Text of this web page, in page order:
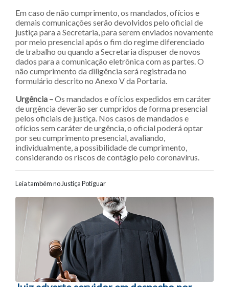
Em caso de não cumprimento, os mandados, ofícios e
demais comunicações serão devolvidos pelo oficial de
justiça para a Secretaria, para serem enviados novamente
por meio presencial após o fim do regime diferenciado
de trabalho ou quando a Secretaria dispuser de novos
dados para a comunicação eletrônica com as partes. O
não cumprimento da diligência será registrada no
formulário descrito no Anexo V da Portaria.
Urgência –Os mandados e ofícios expedidos em caráter
de urgência deverão ser cumpridos de forma presencial
pelos oficiais de justiça. Nos casos de mandados e
ofícios sem caráter de urgência, o oficial poderá optar
por seu cumprimento presencial, avaliando,
individualmente, a possibilidade de cumprimento,
considerando os riscos de contágio pelo coronavírus.
Leia também no Justiça Potiguar
Navegação entre posts